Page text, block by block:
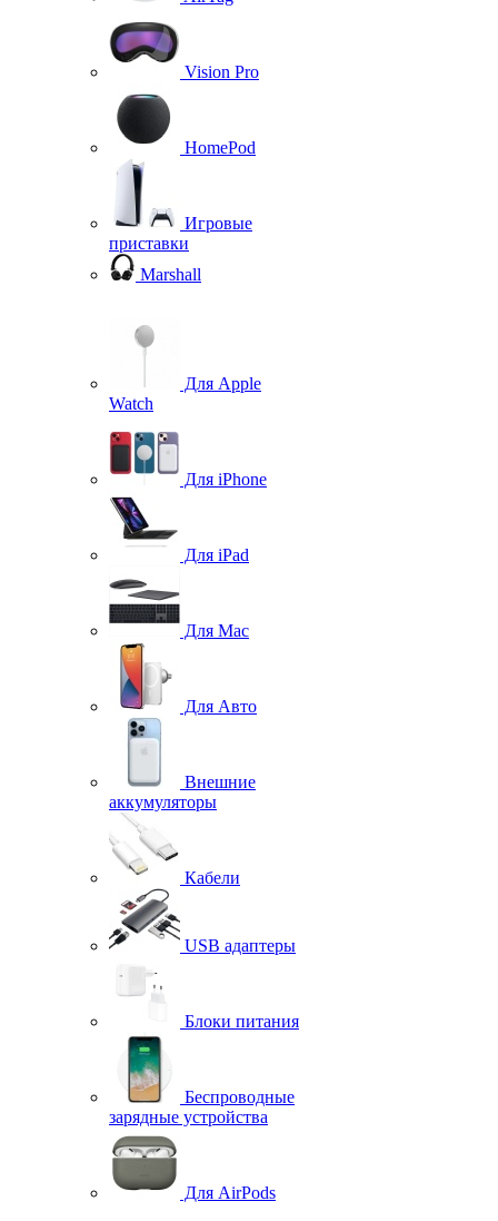
Vision Pro
HomePod
Игровые
приставки
Marshall
Для Apple
Watch
Для iPhone
Для iPad
Для Mac
Для Авто
Внешние
аккумуляторы
Кабели
USB адаптеры
Блоки питания
Беспроводные
зарядные устройства
Для AirPods